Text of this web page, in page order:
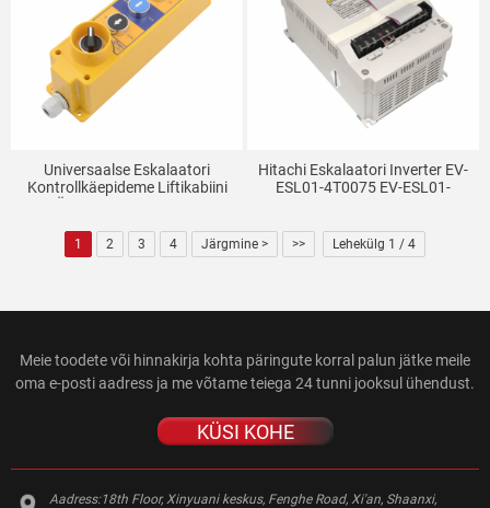
Universaalse Eskalaatori
Kontrollkäepideme Liftikabiini
Liftiosad
Hitachi Eskalaatori Inverter EV-
ESL01-4T0075 EV-ESL01-
1 2 3 4 Järgmine > >> Lehekülg 1 / 4
Meie toodete või hinnakirja kohta päringute korral palun jätke meile
oma e-posti aadress ja me võtame teiega 24 tunni jooksul ühendust.
KÜSI KOHE
Aadress:18th Floor, Xinyuani keskus, Fenghe Road, Xi'an, Shaanxi,